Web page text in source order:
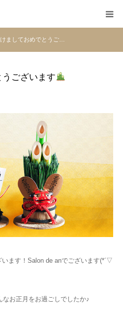
ましておめでとうご…
ございます
ます！Salon de anでございます(*´▽
お正月をお過ごしでしたか♪